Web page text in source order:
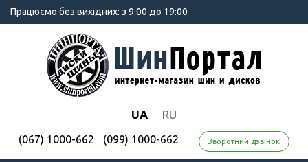
Працюємо без вихідних: з 9:00 до 19:00
UA RU
(067) 1000-662 (099) 1000-662 Зворотний дзвінок